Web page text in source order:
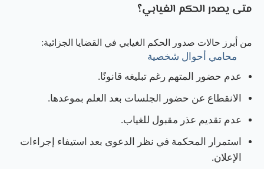
محامي أحوال شخصية
متى يصدر الحكم الغيابي؟
من أبرز حالات صدور الحكم الغيابي في القضايا الجزائية:
عدم حضور المتهم رغم تبليغه قانونًا.
الانقطاع عن حضور الجلسات بعد العلم بموعدها.
عدم تقديم عذر مقبول للغياب.
استمرار المحكمة في نظر الدعوى بعد استيفاء إجراءات
الإعلان.